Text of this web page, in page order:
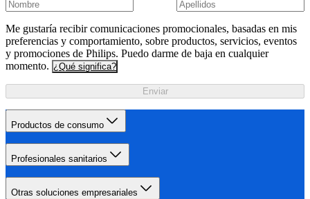
Me gustaría recibir comunicaciones promocionales, basadas en mis
preferencias y comportamiento, sobre productos, servicios, eventos
y promociones de Philips. Puedo darme de baja en cualquier
momento. ¿Qué significa?
Enviar
Productos de consumo
Profesionales sanitarios
Otras soluciones empresariales